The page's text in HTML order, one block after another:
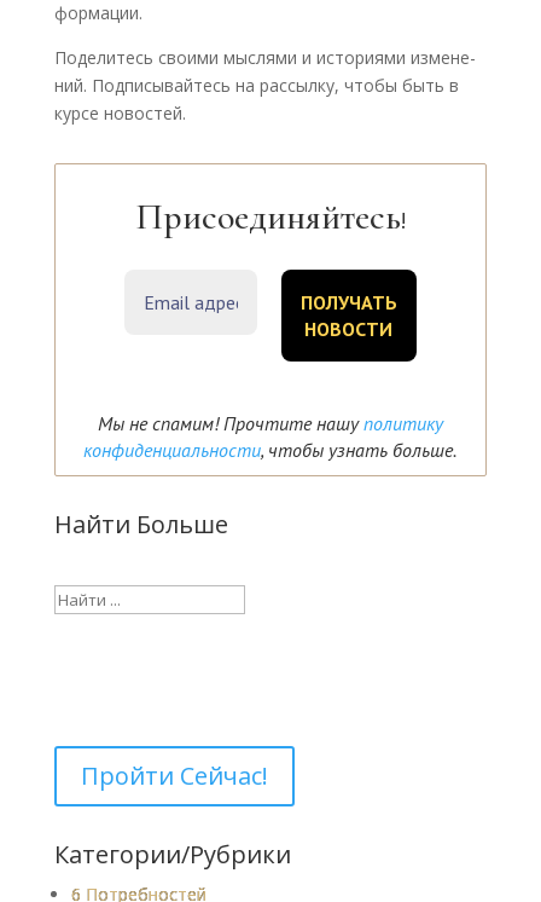
фор­ма­ции.
Поде­ли­тесь сво­и­ми мыс­ля­ми и исто­ри­я­ми изме­не­
ний. Под­пи­сы­вай­тесь на рас­сыл­ку, что­бы быть в
кур­се ново­стей.
Присоединяйтесь!
Мы не спамим! Прочтите нашуполитику
конфиденциальности, чтобы узнать больше.
Найти Больше
Искать:
Пройти Сейчас!
Категории/Рубрики
6 Потребностей